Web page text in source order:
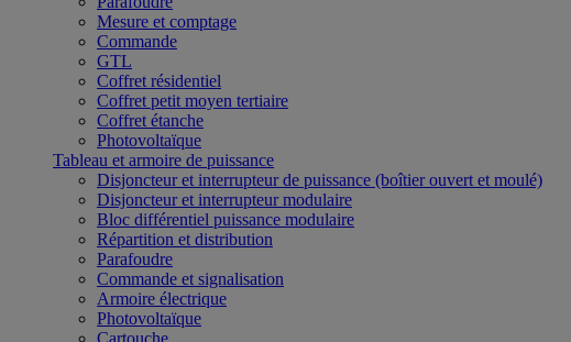
Mesure et comptage
Commande
GTL
Coffret résidentiel
Coffret petit moyen tertiaire
Coffret étanche
Photovoltaïque
Tableau et armoire de puissance
Disjoncteur et interrupteur de puissance (boîtier ouvert et moulé)
Disjoncteur et interrupteur modulaire
Bloc différentiel puissance modulaire
Répartition et distribution
Parafoudre
Commande et signalisation
Armoire électrique
Photovoltaïque
Cartouche